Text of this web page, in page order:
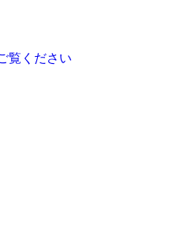
覧ください